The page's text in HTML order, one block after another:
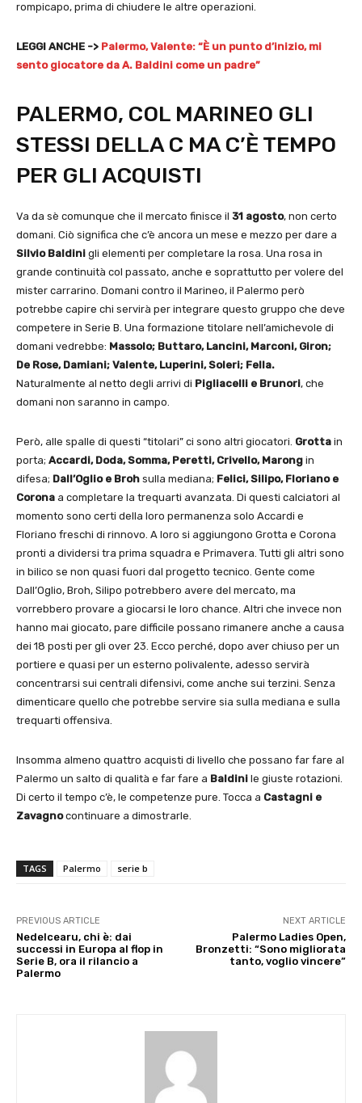
rompicapo, prima di chiudere le altre operazioni.
LEGGI ANCHE -> Palermo, Valente: “È un punto d’inizio, mi
sento giocatore da A. Baldini come un padre”
PALERMO, COL MARINEO GLI
STESSI DELLA C MA C’È TEMPO
PER GLI ACQUISTI
Va da sè comunque che il mercato finisce il 31 agosto, non certo
domani. Ciò significa che c’è ancora un mese e mezzo per dare a
Silvio Baldini gli elementi per completare la rosa. Una rosa in
grande continuità col passato, anche e soprattutto per volere del
mister carrarino. Domani contro il Marineo, il Palermo però
potrebbe capire chi servirà per integrare questo gruppo che deve
competere in Serie B. Una formazione titolare nell’amichevole di
domani vedrebbe: Massolo; Buttaro, Lancini, Marconi, Giron;
De Rose, Damiani; Valente, Luperini, Soleri; Fella.
Naturalmente al netto degli arrivi di Pigliacelli e Brunori, che
domani non saranno in campo.
Però, alle spalle di questi “titolari” ci sono altri giocatori. Grotta in
porta; Accardi, Doda, Somma, Peretti, Crivello, Marong in
difesa; Dall’Oglio e Broh sulla mediana; Felici, Silipo, Floriano e
Corona a completare la trequarti avanzata. Di questi calciatori al
momento sono certi della loro permanenza solo Accardi e
Floriano freschi di rinnovo. A loro si aggiungono Grotta e Corona
pronti a dividersi tra prima squadra e Primavera. Tutti gli altri sono
in bilico se non quasi fuori dal progetto tecnico. Gente come
Dall’Oglio, Broh, Silipo potrebbero avere del mercato, ma
vorrebbero provare a giocarsi le loro chance. Altri che invece non
hanno mai giocato, pare difficile possano rimanere anche a causa
dei 18 posti per gli over 23. Ecco perché, dopo aver chiuso per un
portiere e quasi per un esterno polivalente, adesso servirà
concentrarsi sui centrali difensivi, come anche sui terzini. Senza
dimenticare quello che potrebbe servire sia sulla mediana e sulla
trequarti offensiva.
Insomma almeno quattro acquisti di livello che possano far fare al
Palermo un salto di qualità e far fare a Baldini le giuste rotazioni.
Di certo il tempo c’è, le competenze pure. Tocca a Castagni e
Zavagnocontinuare a dimostrarle.
TAGS Palermo serie b
PREVIOUS ARTICLE
Nedelcearu, chi è: dai
successi in Europa al flop in
Serie B, ora il rilancio a
Palermo
NEXT ARTICLE
Palermo Ladies Open,
Bronzetti: “Sono migliorata
tanto, voglio vincere”